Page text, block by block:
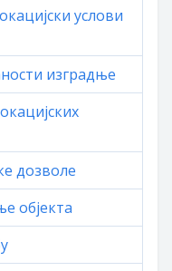
услови
изградње
дозволе
објекта